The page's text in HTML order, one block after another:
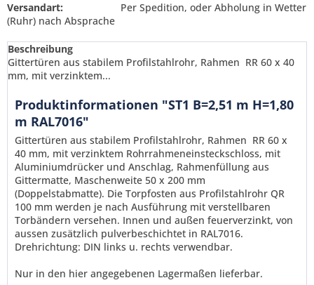
verstanden und stimme zu. *
Versandart:
Per Spedition, oder Abholung in Wetter
(Ruhr) nach Absprache
Beschreibung
Gittertüren aus stabilem Profilstahlrohr, Rahmen RR 60 x 40
mm, mit verzinktem...
Produktinformationen "ST1 B=2,51 m H=1,80
m RAL7016"
Gittertüren aus stabilem Profilstahlrohr, Rahmen RR 60 x
40 mm, mit verzinktem Rohrrahmeneinsteckschloss, mit
Aluminiumdrücker und Anschlag, Rahmenfüllung aus
Gittermatte, Maschenweite 50 x 200 mm
(Doppelstabmatte). Die Torpfosten aus Profilstahlrohr QR
100 mm werden je nach Ausführung mit verstellbaren
Torbändern versehen. Innen und außen feuerverzinkt, von
aussen zusätzlich pulverbeschichtet in RAL7016.
Drehrichtung: DIN links u. rechts verwendbar.
Nur in den hier angegebenen Lagermaßen lieferbar.